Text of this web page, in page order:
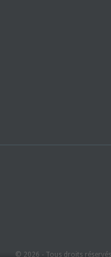
© 2026 - Tous droits